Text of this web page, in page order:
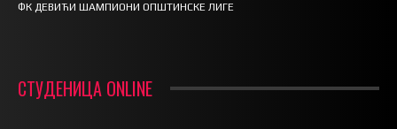
ФК ДЕВИЋИ ШАМПИОНИ ОПШТИНСКЕ ЛИГЕ
СТУДЕНИЦА ONLINE